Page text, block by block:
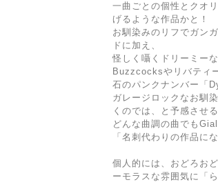
一曲ごとの個性とクオ
げるような作品かと！
お馴染みのリフでガン
ドに加え、
怪しく囁くドリーミー
Buzzcocksやリバティ
石のパンクナンバー「
ガレージロックなお馴
くのでは、と予感させ
どんな曲調の曲でも
「名刺代わりの作品に
個人的には、おどろお
ーモラスな雰囲気に「